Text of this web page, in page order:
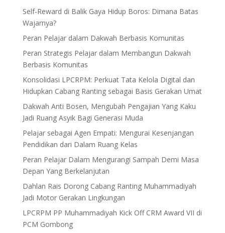
Self-Reward di Balik Gaya Hidup Boros: Dimana Batas
Wajarnya?
Peran Pelajar dalam Dakwah Berbasis Komunitas
Peran Strategis Pelajar dalam Membangun Dakwah
Berbasis Komunitas
Konsolidasi LPCRPM: Perkuat Tata Kelola Digital dan
Hidupkan Cabang Ranting sebagai Basis Gerakan Umat
Dakwah Anti Bosen, Mengubah Pengajian Yang Kaku
Jadi Ruang Asyik Bagi Generasi Muda
Pelajar sebagai Agen Empati: Mengurai Kesenjangan
Pendidikan dari Dalam Ruang Kelas
Peran Pelajar Dalam Mengurangi Sampah Demi Masa
Depan Yang Berkelanjutan
Dahlan Rais Dorong Cabang Ranting Muhammadiyah
Jadi Motor Gerakan Lingkungan
LPCRPM PP Muhammadiyah Kick Off CRM Award VII di
PCM Gombong